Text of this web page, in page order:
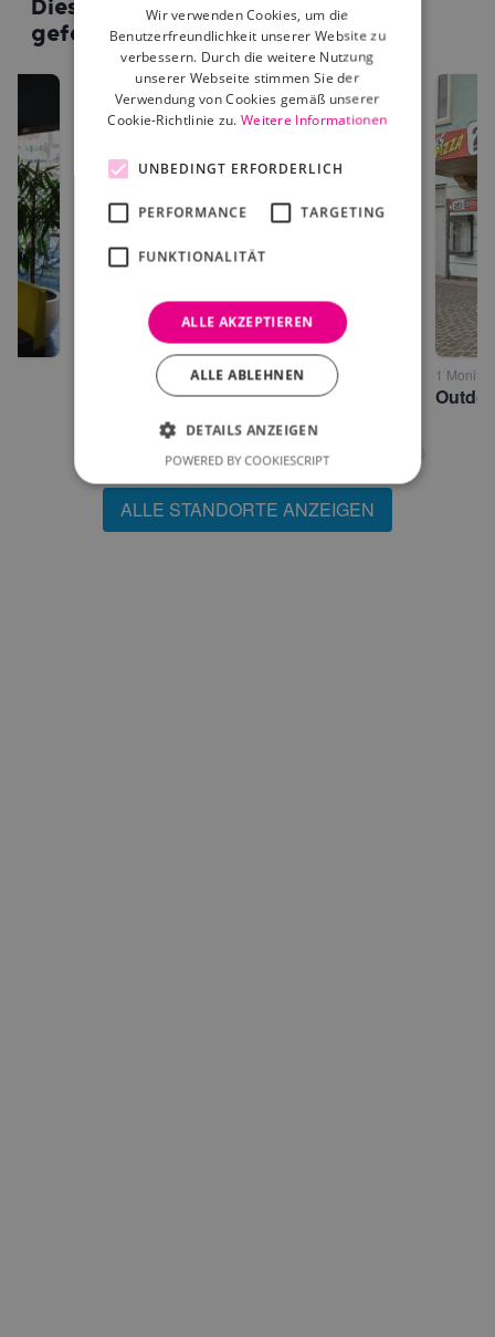
Diese Standorte könnten dir auch
gefallen
1 Monitor • Klagenfurt
Hervis Standort Klagenfurt
1
ALLE STANDORTE ANZEIGEN
Wir verwenden Cookies, um die
Benutzerfreundlichkeit unserer Website zu
verbessern. Durch die weitere Nutzung
unserer Webseite stimmen Sie der
Verwendung von Cookies gemäß unserer
Cookie-Richtlinie zu.Weitere Informationen
UNBEDINGT ERFORDERLICH
PERFORMANCE TARGETING
FUNKTIONALITÄT
ALLE AKZEPTIEREN
ALLE ABLEHNEN
DETAILS ANZEIGEN
POWERED BY COOKIESCRIPT